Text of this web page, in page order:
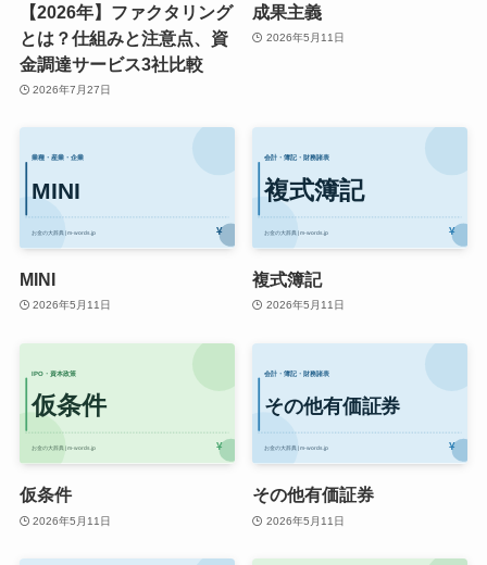
【2026年】ファクタリング
とは？仕組みと注意点、資
金調達サービス3社比較
2026年7月27日
成果主義
2026年5月11日
MINI
2026年5月11日
複式簿記
2026年5月11日
仮条件
2026年5月11日
その他有価証券
2026年5月11日